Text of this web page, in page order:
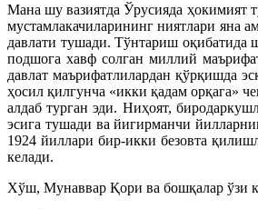
Мана шу вазиятда Ўрусияда ҳокимият
мустамлакачиларининг ниятлари яна
давлати тушади. Тўнтариш оқибатида
подшога хавф солган миллий
давлат маърифатлилардан қўрқишда
ҳосил қилгунча «икки қадам орқага»
алдаб турган эди. Ниҳоят,
эсига тушади ва йигирманчи
1924 йиллари бир-икки безовта
келади.
Хўш, Мунаввар Қори ва бошқалар ўзи